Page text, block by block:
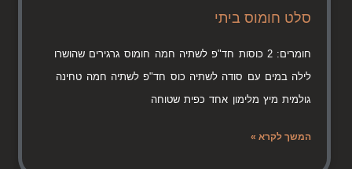
סלט חומוס ביתי
חומרים: 2 כוסות חד"פ לשתיה חמה חומוס גרגירים שהושרו
לילה במים עם סודה לשתיה כוס חד"פ לשתיה חמה טחינה
גולמית מיץ מלימון אחד כפית שטוחה
המשך לקרא »